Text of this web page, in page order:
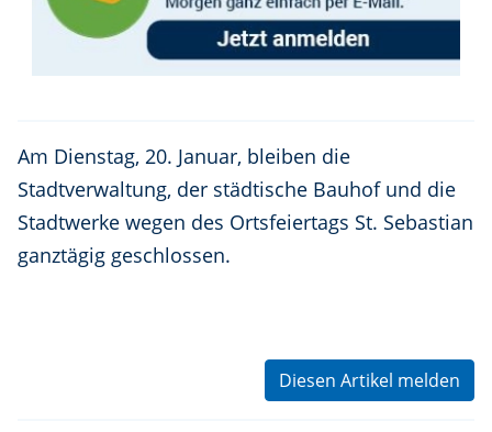
Am Dienstag, 20. Januar, bleiben die
Stadtverwaltung, der städtische Bauhof und die
Stadtwerke wegen des Ortsfeiertags St. Sebastian
ganztägig geschlossen.
Diesen Artikel melden